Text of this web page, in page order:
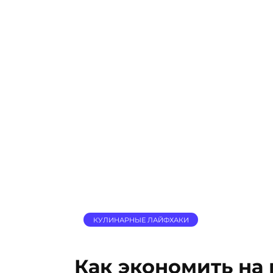
КУЛИНАРНЫЕ ЛАЙФХАКИ
Как экономить на